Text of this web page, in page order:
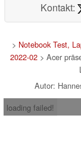
Kontakt:
> Notebook Test,
2022-02 > Acer
Autor:
loading failed!